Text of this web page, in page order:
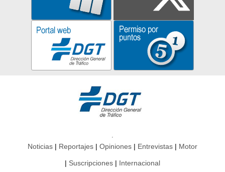
Noticias Reportajes Opiniones Entrevistas Motor
Suscripciones Internacional